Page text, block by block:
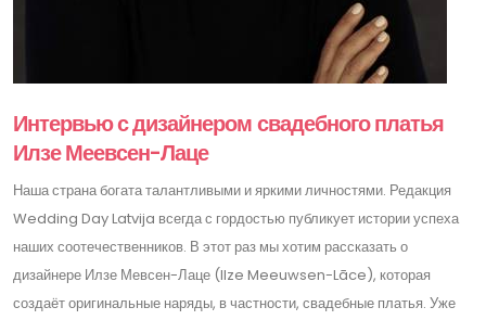
Интервью с дизайнером свадебного платья
Илзе Меевсен-Лаце
Наша страна богата талантливыми и яркими личностями. Редакция
Wedding Day Latvija всегда с гордостью публикует истории успеха
наших соотечественников. В этот раз мы хотим рассказать о
дизайнере Илзе Мевсен-Лаце (Ilze Meeuwsen-Lāce), которая
создаёт оригинальные наряды, в частности, свадебные платья. Уже